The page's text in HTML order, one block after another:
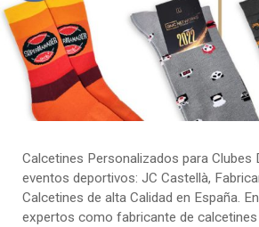
Calcetines Personalizados para Clubes
eventos deportivos: JC Castellà,
Calcetines de alta Calidad en España.
expertos como fabricante de calcetines